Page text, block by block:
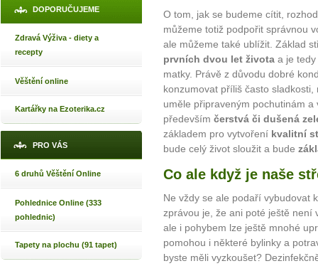
DOPORUČUJEME
Zdravá Výživa - diety a
recepty
Věštění online
Kartářky na Ezoterika.cz
PRO VÁS
6 druhů Věštění Online
Pohlednice Online (333
pohlednic)
Tapety na plochu (91 tapet)
O tom, jak se budeme cítit,
můžeme totiž podpořit správnou
ale můžeme také ublížit. Základ
prvních dvou let života a je
matky. Právě z důvodu dobré
konzumovat příliš často
uměle připraveným pochutinám
především čerstvá či dušená
základem pro vytvoření kvalitní
bude celý život sloužit a bude
Co ale když je naše
Ne vždy se ale podaří vybudovat
zprávou je, že ani poté ještě není
ale i pohybem lze ještě mnohé
pomohou i některé bylinky a
byste měli vyzkoušet?